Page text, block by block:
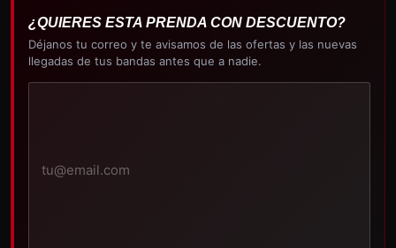
¿QUIERES ESTA PRENDA CON DESCUENTO?
Déjanos tu correo y te avisamos de las ofertas y las nuevas
llegadas de tus bandas antes que a nadie.